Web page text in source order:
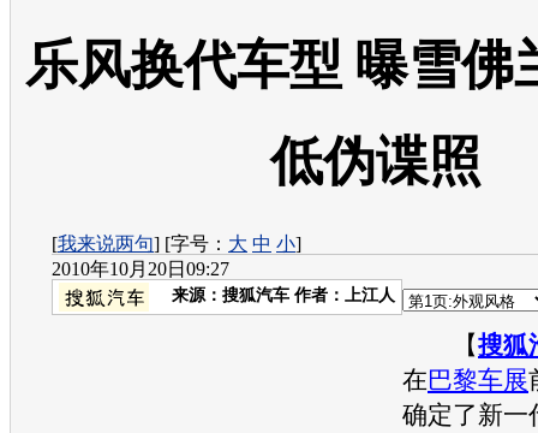
乐风换代车型 曝雪佛
低伪谍照
[我来说两句] [字号： 大 中 小]
2010年10月20日09:27
来源： 搜狐汽车 作者：上江人
【搜狐
在巴黎车展
确定了新一